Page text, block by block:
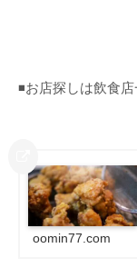
◾️お店探しは飲食
oomin77.com